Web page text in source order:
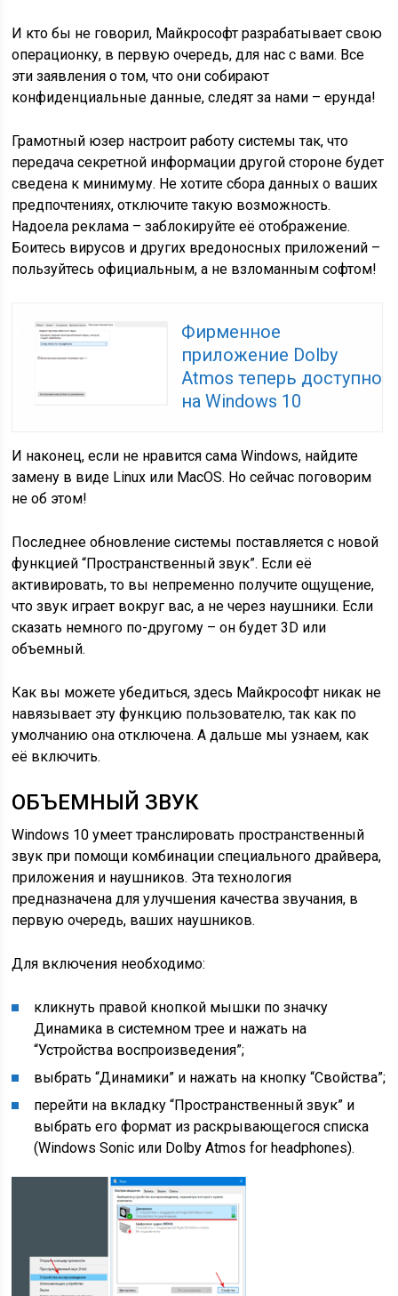
И кто бы не говорил, Майкрософт разрабатывает свою
операционку, в первую очередь, для нас с вами. Все
эти заявления о том, что они собирают
конфиденциальные данные, следят за нами – ерунда!
Грамотный юзер настроит работу системы так, что
передача секретной информации другой стороне будет
сведена к минимуму. Не хотите сбора данных о ваших
предпочтениях, отключите такую возможность.
Надоела реклама – заблокируйте её отображение.
Боитесь вирусов и других вредоносных приложений –
пользуйтесь официальным, а не взломанным софтом!
Фирменное
приложение Dolby
Atmos теперь доступно
на Windows 10
И наконец, если не нравится сама Windows, найдите
замену в виде Linux или MacOS. Но сейчас поговорим
не об этом!
Последнее обновление системы поставляется с новой
функцией “Пространственный звук”. Если её
активировать, то вы непременно получите ощущение,
что звук играет вокруг вас, а не через наушники. Если
сказать немного по-другому – он будет 3D или
объемный.
Как вы можете убедиться, здесь Майкрософт никак не
навязывает эту функцию пользователю, так как по
умолчанию она отключена. А дальше мы узнаем, как
её включить.
ОБЪЕМНЫЙ ЗВУК
Windows 10 умеет транслировать пространственный
звук при помощи комбинации специального драйвера,
приложения и наушников. Эта технология
предназначена для улучшения качества звучания, в
первую очередь, ваших наушников.
Для включения необходимо:
кликнуть правой кнопкой мышки по значку
Динамика в системном трее и нажать на
“Устройства воспроизведения”;
выбрать “Динамики” и нажать на кнопку “Свойства”;
перейти на вкладку “Пространственный звук” и
выбрать его формат из раскрывающегося списка
(Windows Sonic или Dolby Atmos for headphones).